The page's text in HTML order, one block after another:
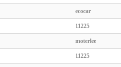
ecocar
11225
moterlee
11225